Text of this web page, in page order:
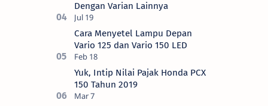
Dengan Varian Lainnya
Cara Menyetel Lampu Depan
Vario 125 dan Vario 150 LED
Yuk, Intip Nilai Pajak Honda PCX
150 Tahun 2019